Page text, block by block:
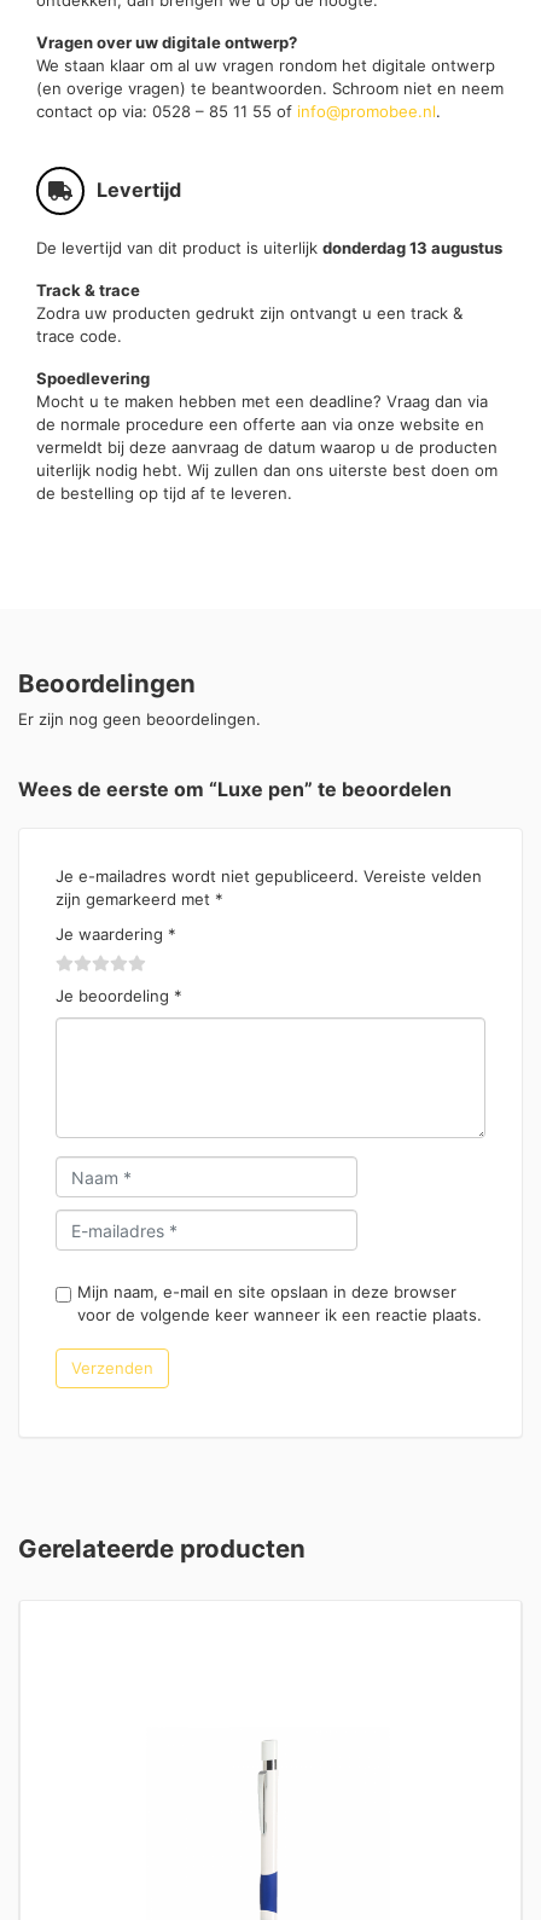
Vragen over uw digitale ontwerp?
We staan klaar om al uw vragen rondom het digitale ontwerp
(en overige vragen) te beantwoorden. Schroom niet en neem
contact op via: 0528 – 85 11 55 of info@promobee.nl.
Levertijd
De levertijd van dit product is uiterlijk donderdag 13 augustus
Track & trace
Zodra uw producten gedrukt zijn ontvangt u een track &
trace code.
Spoedlevering
Mocht u te maken hebben met een deadline? Vraag dan via
de normale procedure een offerte aan via onze website en
vermeldt bij deze aanvraag de datum waarop u de producten
uiterlijk nodig hebt. Wij zullen dan ons uiterste best doen om
de bestelling op tijd af te leveren.
Beoordelingen
Er zijn nog geen beoordelingen.
Wees de eerste om “Luxe pen” te beoordelen
Je e-mailadres wordt niet gepubliceerd. Vereiste velden
zijn gemarkeerd met *
Je waardering *
Je beoordeling *
Mijn naam, e-mail en site opslaan in deze browser
voor de volgende keer wanneer ik een reactie plaats.
Gerelateerde producten